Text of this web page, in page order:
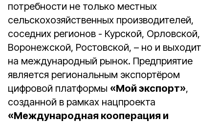
потребности не только местных
сельскохозяйственных производителей,
соседних регионов - Курской, Орловской,
Воронежской, Ростовской, – но и выходит
на международный рынок. Предприятие
является региональным экспортёром
цифровой платформы «Мой экспорт»,
созданной в рамках нацпроекта
«Международная кооперация и